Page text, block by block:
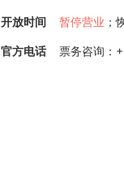
开放时间 暂停营业 ；
官方电话 票务咨询 ：